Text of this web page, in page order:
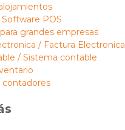
POS
grandes empresas
/ Factura Electronica
/ Sistema contable
contadores